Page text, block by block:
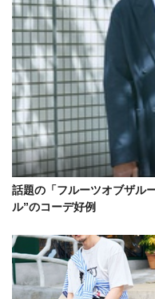
話題の「フルーツオブザル
ル”のコーデ好例